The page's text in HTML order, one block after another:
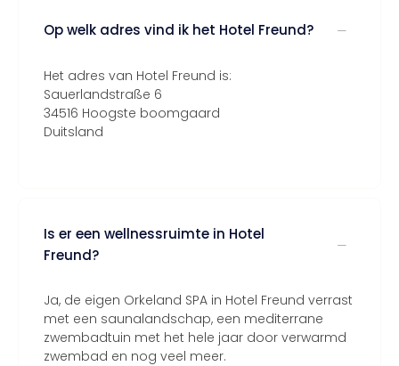
Op welk adres vind ik het Hotel Freund?
Het adres van Hotel Freund is:
Sauerlandstraße 6
34516 Hoogste boomgaard
Duitsland
Is er een wellnessruimte in Hotel
Freund?
Ja, de eigen Orkeland SPA in Hotel Freund verrast
met een saunalandschap, een mediterrane
zwembadtuin met het hele jaar door verwarmd
zwembad en nog veel meer.